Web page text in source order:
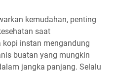
kemudahan, penting
saat
kopi instan mengandung
buatan yang mungkin
jangka panjang. Selalu